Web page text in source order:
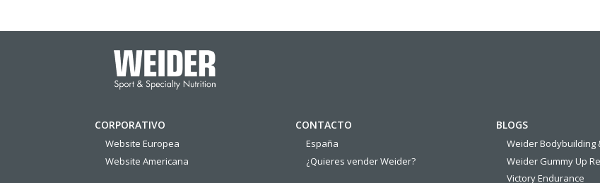
CORPORATIVO
Website Europea
Website Americana
CONTACTO
España
¿Quieres vender Weider?
BLOGS
Weider Bodybuilding
Weider Gummy Up
Victory Endurance